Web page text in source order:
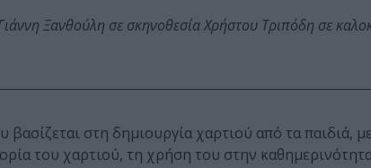
Ξανθούλη σε σκηνοθεσία Χρήστου Τριπόδη σε
στη δημιουργία χαρτιού από τα παιδιά,
του χαρτιού, τη χρήση του στην